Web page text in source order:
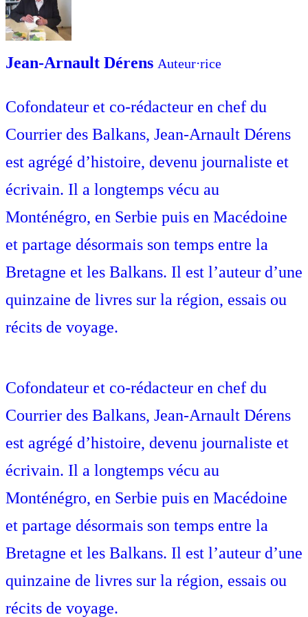
Jean-Arnault Dérens Auteur⋅rice
Cofondateur et co-rédacteur en chef du
Courrier des Balkans, Jean-Arnault Dérens
est agrégé d’histoire, devenu journaliste et
écrivain. Il a longtemps vécu au
Monténégro, en Serbie puis en Macédoine
et partage désormais son temps entre la
Bretagne et les Balkans. Il est l’auteur d’une
quinzaine de livres sur la région, essais ou
récits de voyage.
Cofondateur et co-rédacteur en chef du
Courrier des Balkans, Jean-Arnault Dérens
est agrégé d’histoire, devenu journaliste et
écrivain. Il a longtemps vécu au
Monténégro, en Serbie puis en Macédoine
et partage désormais son temps entre la
Bretagne et les Balkans. Il est l’auteur d’une
quinzaine de livres sur la région, essais ou
récits de voyage.